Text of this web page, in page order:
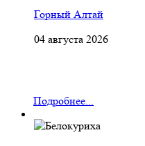
Горный Алтай
04 августа 2026
Подробнее...